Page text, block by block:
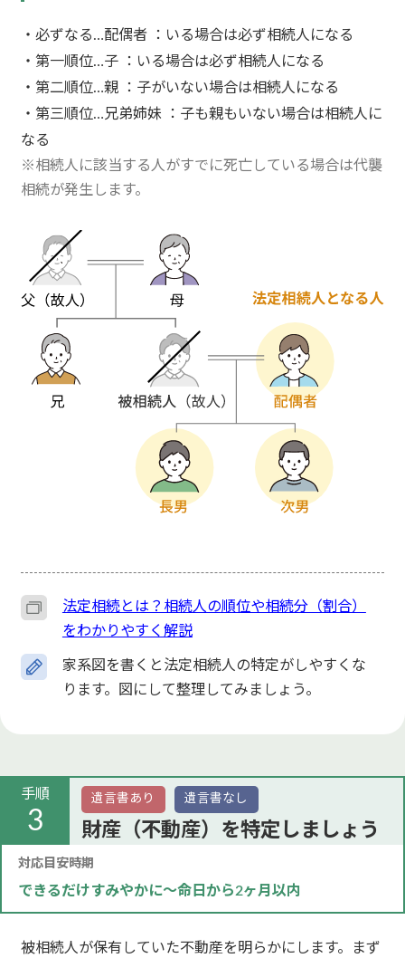
・必ずなる…配偶者：いる場合は必ず相続人になる
・第一順位…子：いる場合は必ず相続人になる
・第二順位…親：子がいない場合は相続人になる
・第三順位…兄弟姉妹 ：子も親もいない場合は相続人に
なる
※相続人に該当する人がすでに死亡している場合は代襲
相続が発生します。
法定相続とは？相続人の順位や相続分（割合）
をわかりやすく解説
家系図を書くと法定相続人の特定がしやすくな
ります。図にして整理してみましょう。
手順
3
遺言書あり 遺言書なし
財産（不動産）を特定しましょう
対応目安時期
できるだけすみやかに～命日から2ヶ月以内
被相続人が保有していた不動産を明らかにします。まず